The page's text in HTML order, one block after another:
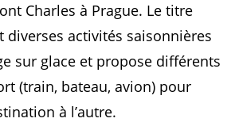
Charles à Prague. Le titre
diverses activités saisonnières
sur glace et propose différents
(train, bateau, avion) pour
à l’autre.